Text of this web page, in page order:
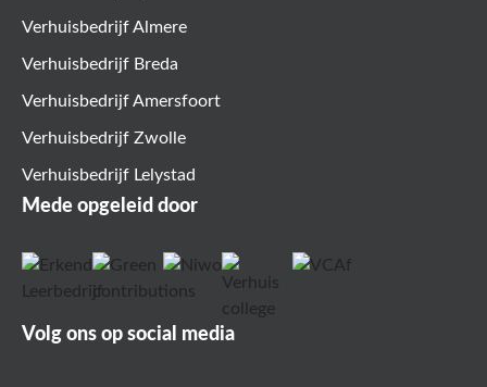
Verhuisbedrijf Almere
Verhuisbedrijf Breda
Verhuisbedrijf Amersfoort
Verhuisbedrijf Zwolle
Verhuisbedrijf Lelystad
Mede opgeleid door
Volg ons op social media